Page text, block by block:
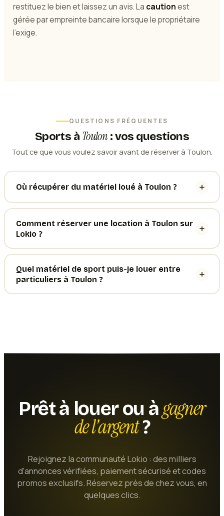
restituez le bien et laissez un avis. La cautionest
gérée par empreinte bancaire lorsque le propriétaire
l'exige.
QUESTIONS FRÉQUENTES
Sports àToulon : vos questions
Tout ce que vous voulez savoir avant de réserver à Toulon.
Où récupérer du matériel loué à Toulon ?
Comment réserver une location à Toulon sur
Lokio ?
Quel matériel de sport puis-je louer entre
particuliers à Toulon ?
Prêt à louer ou àgagner
de l'argent?
Rejoignez la communauté Lokio : des milliers
d'annonces vérifiées, paiement sécurisé et codes
promos exclusifs. Réservez près de chez vous, en
quelques clics.